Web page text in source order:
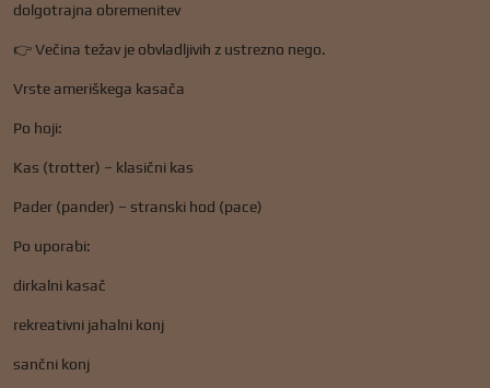
dolgotrajna obremenitev
👉 Večina težav je obvladljivih z ustrezno nego.
Vrste ameriškega kasača
Po hoji:
Kas (trotter) – klasični kas
Pader (pander) – stranski hod (pace)
Po uporabi:
dirkalni kasač
rekreativni jahalni konj
sančni konj